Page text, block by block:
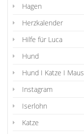
Hagen
Herzkalender
Hilfe für Luca
Hund
Hund I Katze I Maus
Instagram
Iserlohn
Katze